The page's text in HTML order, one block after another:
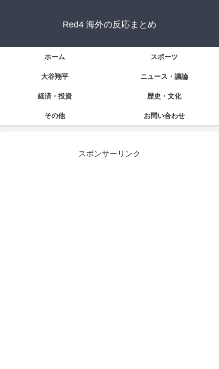
Red4 海外の反応まとめ
ホーム スポーツ
大谷翔平 ニュース・議論
経済・投資 歴史・文化
その他 お問い合わせ
スポンサーリンク